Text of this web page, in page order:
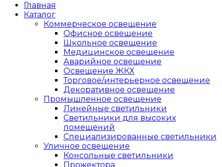
Главная
Каталог
Коммерческое освещение
Офисное освещение
Школьное освещение
Медицинское освещение
Аварийное освещение
Освещение ЖКХ
Торговое/интерьерное освещение
Декоративное освещение
Промышленное освещение
Линейные светильники
Светильники для высоких
помещений
Специализированные светильники
Уличное освещение
Консольные светильники
Прожектора